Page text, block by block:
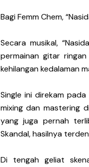
Bagi Femm Chem,
Secara musikal,
permainan gitar
kehilangan kedalaman
Single ini direkam
mixing dan mastering
yang juga pernah
Skandal, hasilnya
Di tengah geliat